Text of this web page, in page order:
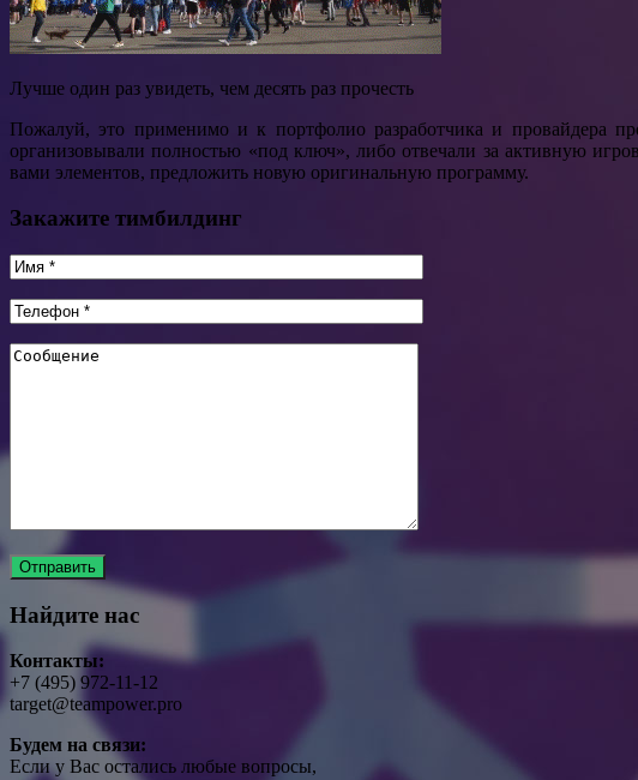
Лучше один раз увидеть, чем десять раз прочесть
Пожалуй, это применимо и к портфолио разработчика и провайдера
организовывали полностью «под ключ», либо отвечали за активную
вами элементов, предложить новую оригинальную программу.
Закажите тимбилдинг
Найдите нас
Контакты:
+7 (495) 972-11-12
target@teampower.pro
Будем на связи:
Если у Вас остались любые вопросы,